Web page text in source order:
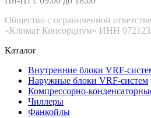
Общество с ограниченной
«Климат Консорциум» ИНН
Каталог
Внутренние блоки VRF-
Наружные блоки VRF-cистем
Компрессорно-
Чиллеры
Фанкойлы